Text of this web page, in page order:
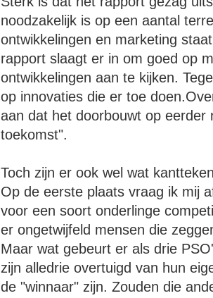
noodzakelijk is op een aantal
ontwikkelingen en marketing
rapport slaagt er in om goed op
ontwikkelingen aan te kijken.
op innovaties die er toe
aan dat het doorbouwt op eerder
toekomst".
Toch zijn er ook wel wat
Op de eerste plaats vraag ik mij
voor een soort onderlinge
er ongetwijfeld mensen die
Maar wat gebeurt er als drie
zijn alledrie overtuigd van hun
de "winnaar" zijn. Zouden die